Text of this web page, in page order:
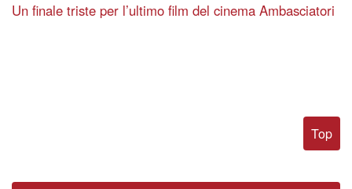
Un finale triste per l’ultimo film del cinema Ambasciatori
Top